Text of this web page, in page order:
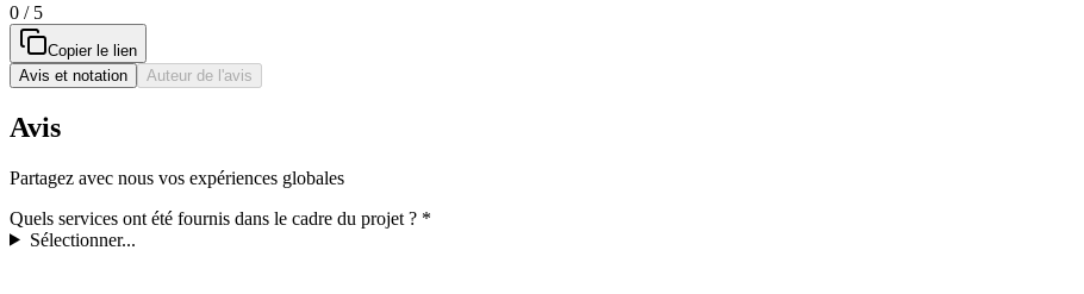
0 / 5
Copier le lien
Avis et notation
Auteur de l'avis
Avis
Partagez avec nous vos expériences globales
Quels services ont été fournis dans le cadre du projet ? *
Sélectionner...